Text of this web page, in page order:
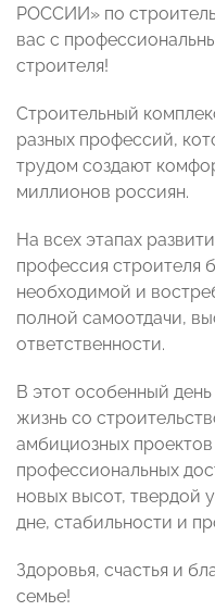
РОССИИ» по
вас с
строителя!
Строительный
разных профессий,
трудом создают
миллионов россиян.
На всех этапах
профессия строителя
необходимой и
полной самоотдачи,
ответственности.
В этот особенный
жизнь со
амбициозных
профессиональных
новых высот, твердой
дне, стабильности и
Здоровья, счастья и
семье!